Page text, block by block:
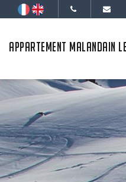
APPARTEMENT MALANDAIN